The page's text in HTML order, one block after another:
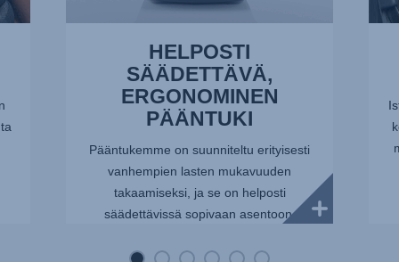
HELPOSTI
SÄÄDETTÄVÄ,
ERGONOMINEN
PÄÄNTUKI
Pääntukemme on suunniteltu erityisesti
vanhempien lasten mukavuuden
takaamiseksi, ja se on helposti
säädettävissä sopivaan asentoon.
merkinnät ovat lasten vanhemmille